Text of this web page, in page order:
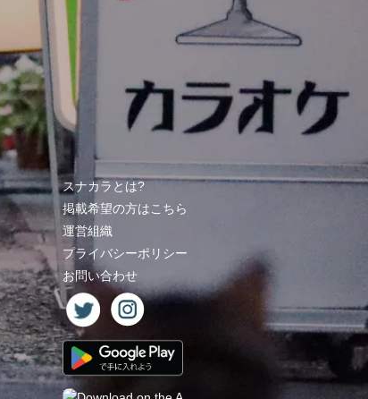
スナカラとは?
掲載希望の方はこちら
運営組織
プライバシーポリシー
お問い合わせ